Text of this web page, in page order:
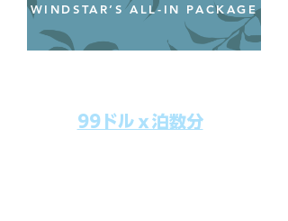
WINDSTAR’S ALL-IN PACKAGE
99ドルｘ泊数分